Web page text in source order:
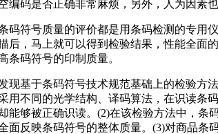
编码是否正确非常麻烦，另外，人为因素
码符号质量的评价都是用条码检测的专
后，马上就可以得到检验结果，性能全面
条码符号的印制质量。
现基于条码符号技术规范基础上的检验方
用不同的光学结构、译码算法，在识读条
能够被正确识读。(2)在该检验方法中，
面反映条码符号的整体质量。(3)对商品